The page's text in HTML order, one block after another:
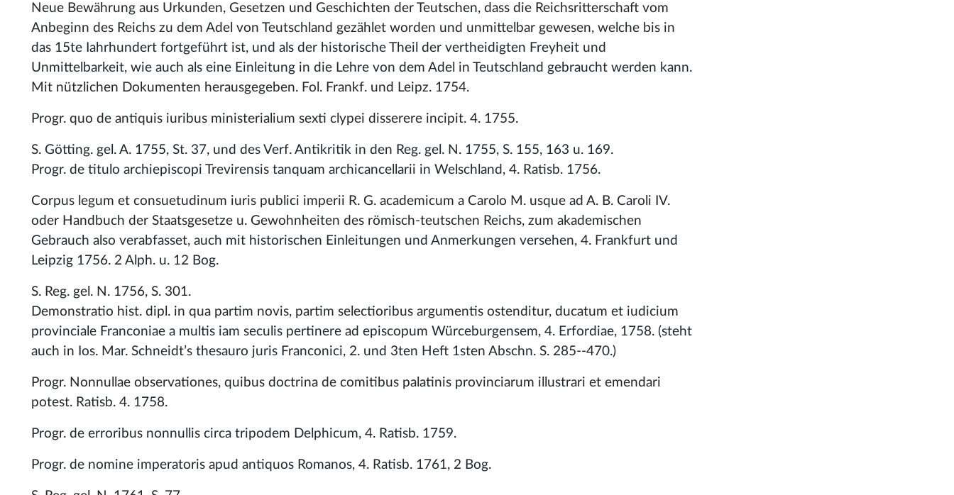
Neue Bewährung aus Urkunden, Gesetzen und Geschichten der Teutschen, dass die Reichsritterschaft vom
Anbeginn des Reichs zu dem Adel von Teutschland gezählet worden und unmittelbar gewesen, welche bis in
das 15te Iahrhundert fortgeführt ist, und als der historische Theil der vertheidigten Freyheit und
Unmittelbarkeit, wie auch als eine Einleitung in die Lehre von dem Adel in Teutschland gebraucht werden kann.
Mit nützlichen Dokumenten herausgegeben. Fol. Frankf. und Leipz. 1754.
Progr. quo de antiquis iuribus ministerialium sexti clypei disserere incipit. 4. 1755.
S. Götting. gel. A. 1755, St. 37, und des Verf. Antikritik in den Reg. gel. N. 1755, S. 155, 163 u. 169.
Progr. de titulo archiepiscopi Trevirensis tanquam archicancellarii in Welschland, 4. Ratisb. 1756.
Corpus legum et consuetudinum iuris publici imperii R. G. academicum a Carolo M. usque ad A. B. Caroli IV.
oder Handbuch der Staatsgesetze u. Gewohnheiten des römisch-teutschen Reichs, zum akademischen
Gebrauch also verabfasset, auch mit historischen Einleitungen und Anmerkungen versehen, 4. Frankfurt und
Leipzig 1756. 2 Alph. u. 12 Bog.
S. Reg. gel. N. 1756, S. 301.
Demonstratio hist. dipl. in qua partim novis, partim selectioribus argumentis ostenditur, ducatum et iudicium
provinciale Franconiae a multis iam seculis pertinere ad episcopum Würceburgensem, 4. Erfordiae, 1758. (steht
auch in Ios. Mar. Schneidt’s thesauro juris Franconici, 2. und 3ten Heft 1sten Abschn. S. 285--470.)
Progr. Nonnullae observationes, quibus doctrina de comitibus palatinis provinciarum illustrari et emendari
potest. Ratisb. 4. 1758.
Progr. de erroribus nonnullis circa tripodem Delphicum, 4. Ratisb. 1759.
Progr. de nomine imperatoris apud antiquos Romanos, 4. Ratisb. 1761, 2 Bog.